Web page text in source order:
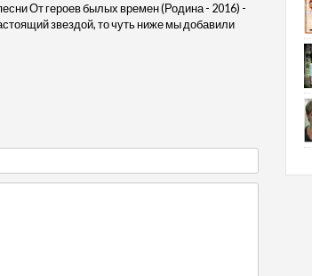
От героев былых времен (Родина - 2016) -
звездой, то чуть ниже мы добавили